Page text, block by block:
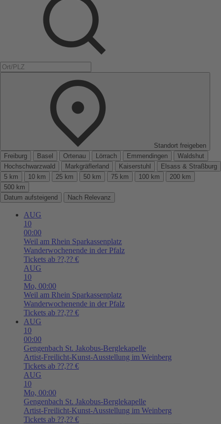
Standort freigeben
Freiburg
Basel Ortenau Lörrach Emmendingen
Waldshut
Hochschwarzwald
Markgräflerland Kaiserstuhl
Elsass & Straßburg
5 km
10 km 25 km 50 km 75 km 100 km
200 km
500 km
Datum aufsteigend
Nach Relevanz
AUG
10
00:00
Weil am Rhein Sparkassenplatz
Wanderwochenende in der Pfalz
Tickets ab ??,?? €
AUG
10
Mo, 00:00
Weil am Rhein Sparkassenplatz
Wanderwochenende in der Pfalz
Tickets ab ??,?? €
AUG
10
00:00
Gengenbach St. Jakobus-Berglekapelle
Artist-Freilicht-Kunst-Ausstellung im Weinberg
Tickets ab ??,?? €
AUG
10
Mo, 00:00
Gengenbach St. Jakobus-Berglekapelle
Artist-Freilicht-Kunst-Ausstellung im Weinberg
Tickets ab ??,?? €